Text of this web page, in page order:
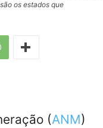
os estados que
(ANM)